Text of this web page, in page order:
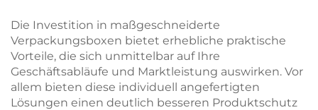
Schmuckverpackungsbox
für Ringe und
Halsketten
federbelasteter
Metallöffnung sowie
Lippenstift-Organizer-
Tasche für die
Verpackung von
Schmuck
Die Investition in maßgeschneiderte
Verpackungsboxen bietet erhebliche praktische
Vorteile, die sich unmittelbar auf Ihre
Geschäftsabläufe und Marktleistung auswirken. Vor
allem bieten diese individuell angefertigten
Lösungen einen deutlich besseren Produktschutz